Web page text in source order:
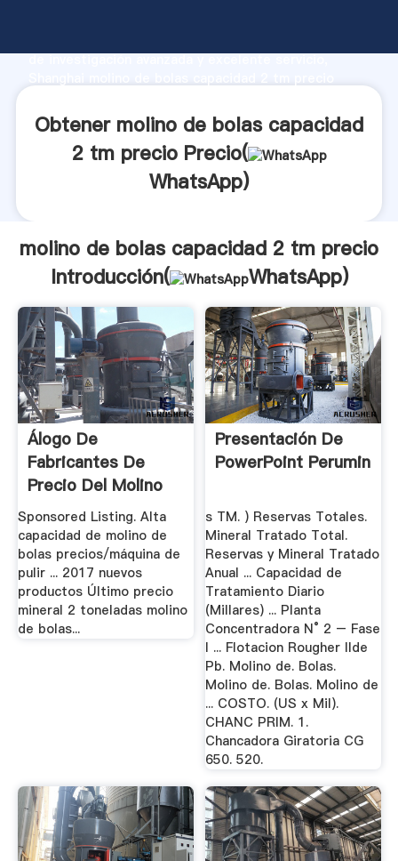
de investigación avanzada y excelente servicio,
clientes.
Obtener molino de bolas capacidad
2 tm precio Precio(
WhatsApp)
molino de bolas capacidad 2 tm precio
Introducción(
WhatsApp)
Álogo De
Fabricantes De
Precio Del Molino
De.
Sponsored Listing. Alta
capacidad de molino de
bolas precios/máquina de
pulir ... 2017 nuevos
productos Último precio
mineral 2 toneladas molino
de bolas...
Presentación De
PowerPoint Perumin
s TM. ) Reservas Totales.
Mineral Tratado Total.
Reservas y Mineral Tratado
Anual ... Capacidad de
Tratamiento Diario
(Millares) ... Planta
Concentradora N° 2 – Fase
I ... Flotacion Rougher IIde
Pb. Molino de. Bolas.
Molino de. Bolas. Molino de
... COSTO. (US x Mil).
CHANC PRIM. 1.
Chancadora Giratoria CG
650. 520.